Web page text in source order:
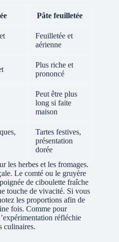
Pâte feuilletée
Feuilletée et
aérienne
Plus riche et
prononcé
Peut être plus
long si faite
maison
Tartes festives,
présentation
dorée
les herbes et les fromages.
Le comté ou le gruyère
de ciboulette fraîche
touche de vivacité. Si vous
les proportions afin de
fois. Comme pour
réfléchie
culinaires.